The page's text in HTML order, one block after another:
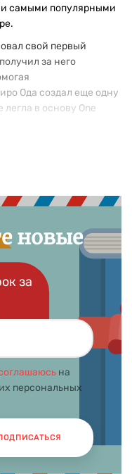
самыми популярными
свой первый
за него
Ода создал еще одну
в основу One
новые
за
на
персональных